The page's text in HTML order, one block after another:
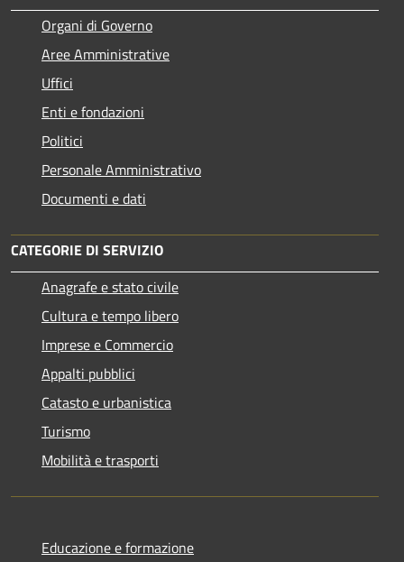
Organi di Governo
Aree Amministrative
Uffici
Enti e fondazioni
Politici
Personale Amministrativo
Documenti e dati
CATEGORIE DI SERVIZIO
Anagrafe e stato civile
Cultura e tempo libero
Imprese e Commercio
Appalti pubblici
Catasto e urbanistica
Turismo
Mobilità e trasporti
Educazione e formazione